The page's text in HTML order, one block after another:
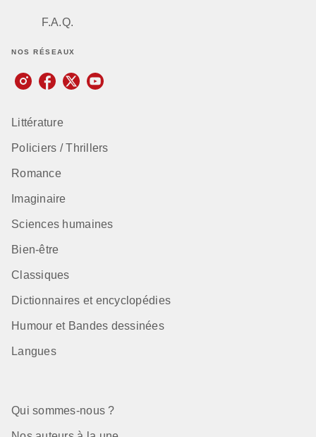
F.A.Q.
NOS RÉSEAUX
Littérature
Policiers / Thrillers
Romance
Imaginaire
Sciences humaines
Bien-être
Classiques
Dictionnaires et encyclopédies
Humour et Bandes dessinées
Langues
Qui sommes-nous ?